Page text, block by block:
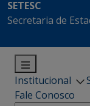
SETESC
Secretaria de
Institucional
Fale Conosco